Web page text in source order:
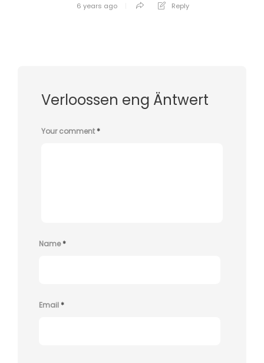
6 years ago Reply
Verloossen eng Äntwert
Your comment*
Name*
Email*